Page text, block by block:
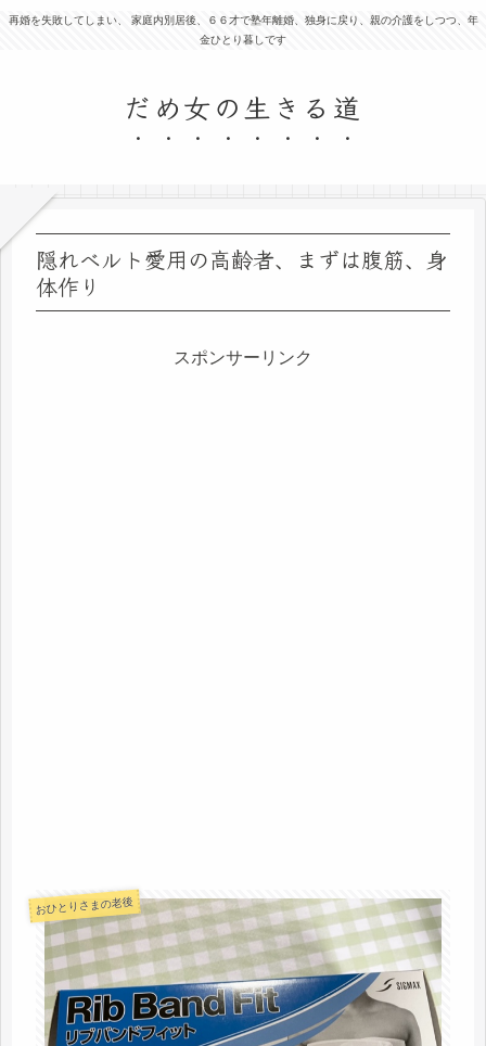
再婚を失敗してしまい、 家庭内別居後、６６才で塾年離婚、独身に戻り、親の介護をしつつ、年
金ひとり暮しです
だめ女の生きる道
隠れベルト愛用の高齢者、まずは腹筋、身
体作り
スポンサーリンク
おひとりさまの老後